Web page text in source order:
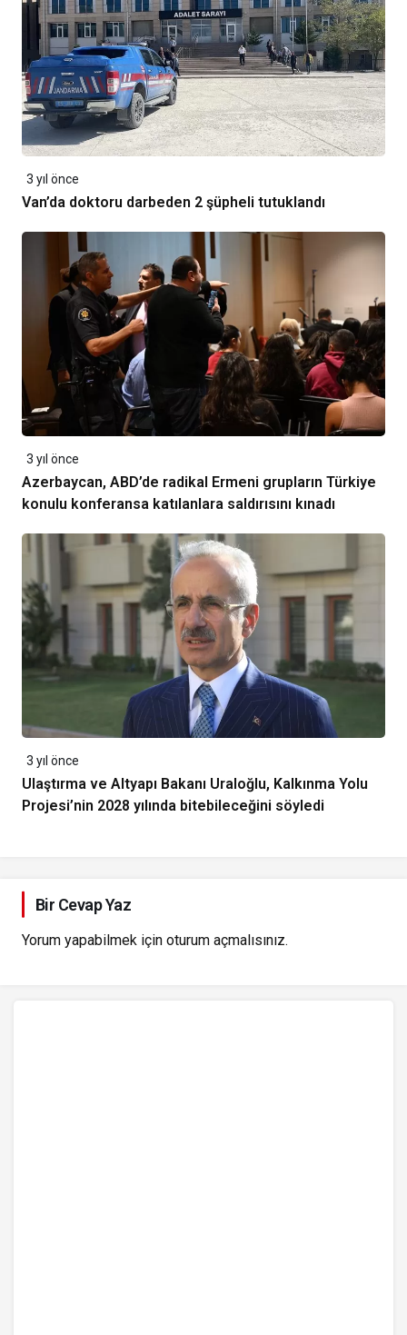
3 yıl önce
Van’da doktoru darbeden 2 şüpheli tutuklandı
3 yıl önce
Azerbaycan, ABD’de radikal Ermeni grupların Türkiye
konulu konferansa katılanlara saldırısını kınadı
3 yıl önce
Ulaştırma ve Altyapı Bakanı Uraloğlu, Kalkınma Yolu
Projesi’nin 2028 yılında bitebileceğini söyledi
Bir Cevap Yaz
Yorum yapabilmek için oturum açmalısınız.